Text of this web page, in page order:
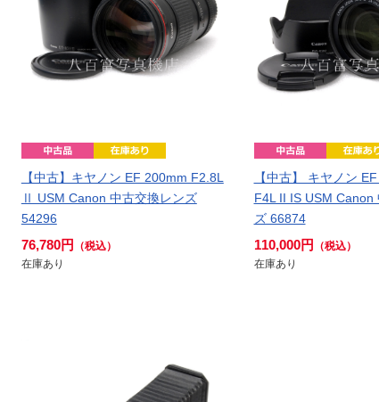
【中古】キヤノン EF 200mm F2.8L
Ⅱ USM Canon 中古交換レンズ
54296
76,780円
（税込）
在庫あり
【中古】 キヤノン
F4L II IS USM Canon
ズ 66874
110,000円
（税込）
在庫あり